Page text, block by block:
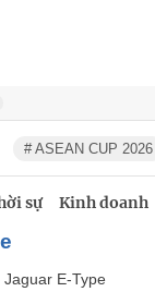
# ASEAN CUP 2026
sự Kinh doanh
Jaguar E-Type